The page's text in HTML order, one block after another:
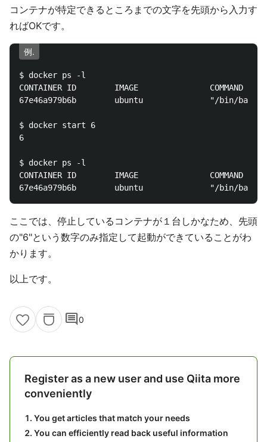
コンテナが特定できるところまでの文字を先頭から入力す
ればOKです。
例.
$ docker ps -l
CONTAINER ID        IMAGE
67e46a979b6b        ubuntu              "/bin/
$ docker start 6
6
$ docker ps -l
CONTAINER ID        IMAGE
ここでは、停止しているコンテナが１台しかなため、先頭
の"6"という数字のみ指定して起動ができていることがわ
かります。
以上です。
comment0
Register as a new user and use Qiita more
conveniently
You get articles that match your needs
You can efficiently read back useful information